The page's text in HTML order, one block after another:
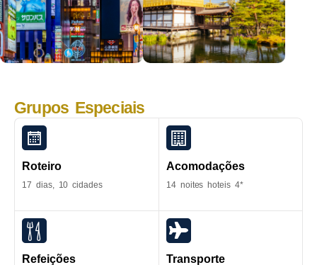
Grupos Especiais
Roteiro
17 dias, 10 cidades
Acomodações
14 noites hoteis 4*
Refeições Transporte